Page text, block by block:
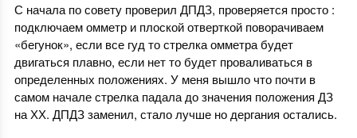
С начала по совету проверил ДПДЗ, проверяется просто :
подключаем омметр и плоской отверткой поворачиваем
«бегунок», если все гуд то стрелка омметра будет
двигаться плавно, если нет то будет проваливаться в
определенных положениях. У меня вышло что почти в
самом начале стрелка падала до значения положения ДЗ
на ХХ. ДПДЗ заменил, стало лучше но дергания остались.